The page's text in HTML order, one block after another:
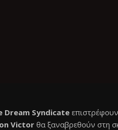
Dream Syndicate
Victor θα ξαναβρεθούν στη